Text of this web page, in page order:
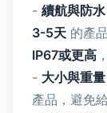
- 續航與防水
3-5天 的產
IP67或更高
- 大小與重量
產品，避免